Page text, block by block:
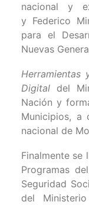
nacional y
y Federico
para el
Nuevas
Herramientas
Digital del
Nación y
Municipios, a
nacional de
Finalmente se
Programas
Seguridad
del